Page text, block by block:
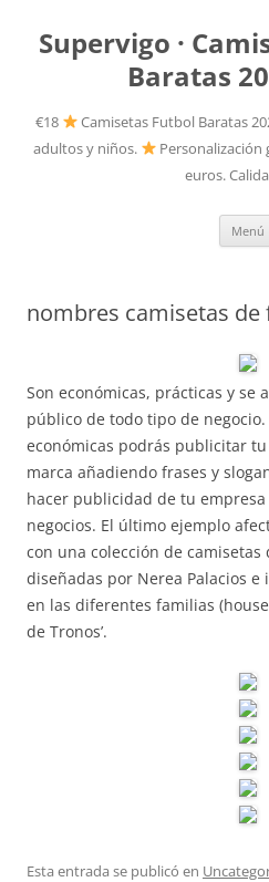
Supervigo ·
Baratas
€18
Camisetas Futbol Baratas
adultos y niños.
Personalización
euros.
Menú
nombres camisetas de
Son económicas, prácticas y se
público de todo tipo de
económicas podrás publicitar
marca añadiendo frases y
hacer publicidad de tu
negocios. El último ejemplo
con una colección de
diseñadas por Nerea Palacios
en las diferentes familias
de Tronos’.
Esta entrada se publicó en